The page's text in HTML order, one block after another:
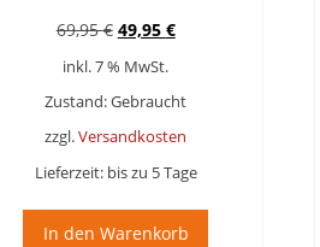
69,95€ Ursprünglicher
war:
69,95 €
49,95 €Aktueller
49,95 €.
inkl. 7 % MwSt.
Zustand: Gebraucht
zzgl.Versandkosten
Lieferzeit: bis zu 5 Tage
In den Warenkorb